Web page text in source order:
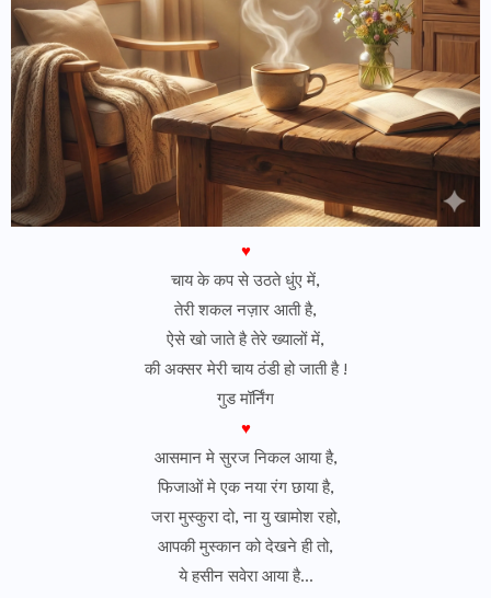
♥
चाय के कप से उठते धुंए में,
तेरी शकल नज़ार आती है,
ऐसे खो जाते है तेरे ख्यालों में,
की अक्सर मेरी चाय ठंडी हो जाती है !
गुड मॉर्निंग
♥
आसमान मे सुरज निकल आया है,
फिजाओं मे एक नया रंग छाया है,
जरा मुस्कुरा दो, ना यु खामोश रहो,
आपकी मुस्कान को देखने ही तो,
ये हसीन सवेरा आया है…